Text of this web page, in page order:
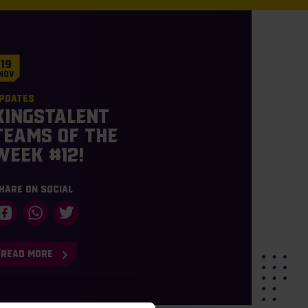
19
of the
#12!
on social
READ MORE